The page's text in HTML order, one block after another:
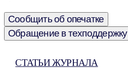
Сообщить об опечатке
Обращение в техподдержку
СТАТЬИ ЖУРНАЛА